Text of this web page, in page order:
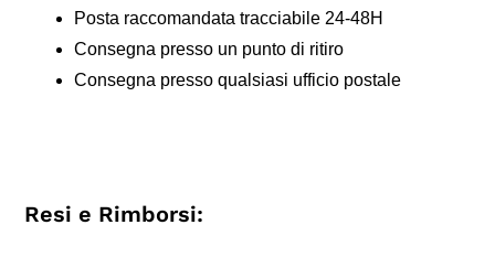
Posta raccomandata tracciabile 24-48H
Consegna presso un punto di ritiro
Consegna presso qualsiasi ufficio postale
Resi e Rimborsi: